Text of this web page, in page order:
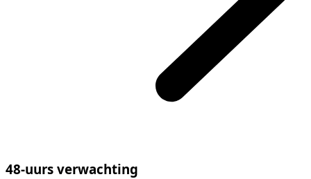
48-uurs verwachting